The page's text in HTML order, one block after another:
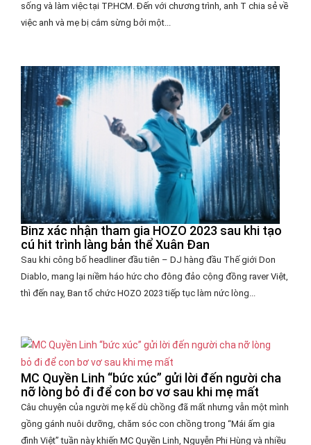
sống và làm việc tại TP.HCM. Đến với chương trình, anh T chia sẻ về
việc anh và mẹ bị cắm sừng bởi một...
Binz xác nhận tham gia HOZO 2023 sau khi tạo
cú hit trình làng bản thể Xuân Đan
Sau khi công bố headliner đầu tiên – DJ hàng đầu Thế giới Don
Diablo, mang lại niềm háo hức cho đông đảo cộng đồng raver Việt,
thì đến nay, Ban tổ chức HOZO 2023 tiếp tục làm nức lòng...
MC Quyền Linh “bức xúc” gửi lời đến người cha
nỡ lòng bỏ đi để con bơ vơ sau khi mẹ mất
Câu chuyện của người mẹ kế dù chồng đã mất nhưng vẫn một mình
gồng gánh nuôi dưỡng, chăm sóc con chồng trong “Mái ấm gia
đình Việt” tuần này khiến MC Quyền Linh, Nguyễn Phi Hùng và nhiều